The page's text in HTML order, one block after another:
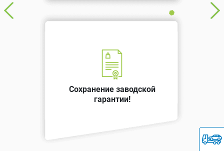
Сохранение заводской
гарантии!